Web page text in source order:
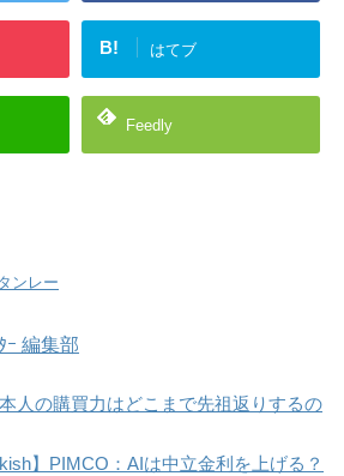
B! はてブ
Feedly
ンレー
ｰ 編集部
本人の購買力はどこまで先祖返りするの
】PIMCO：AIは中立金利を上げる？